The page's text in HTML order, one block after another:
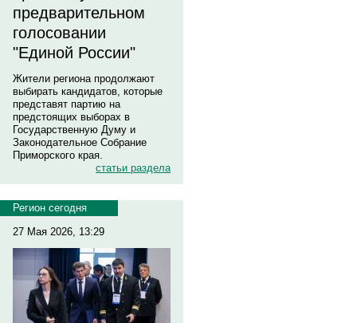
предварительном
голосовании
"Единой России"
Жители региона продолжают
выбирать кандидатов, которые
представят партию на
предстоящих выборах в
Государственную Думу и
Законодательное Собрание
Приморского края.
статьи раздела
Регион сегодня
27 Мая 2026, 13:29